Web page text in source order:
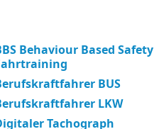
Behaviour Based Safety
BUS
LKW
Tachograph